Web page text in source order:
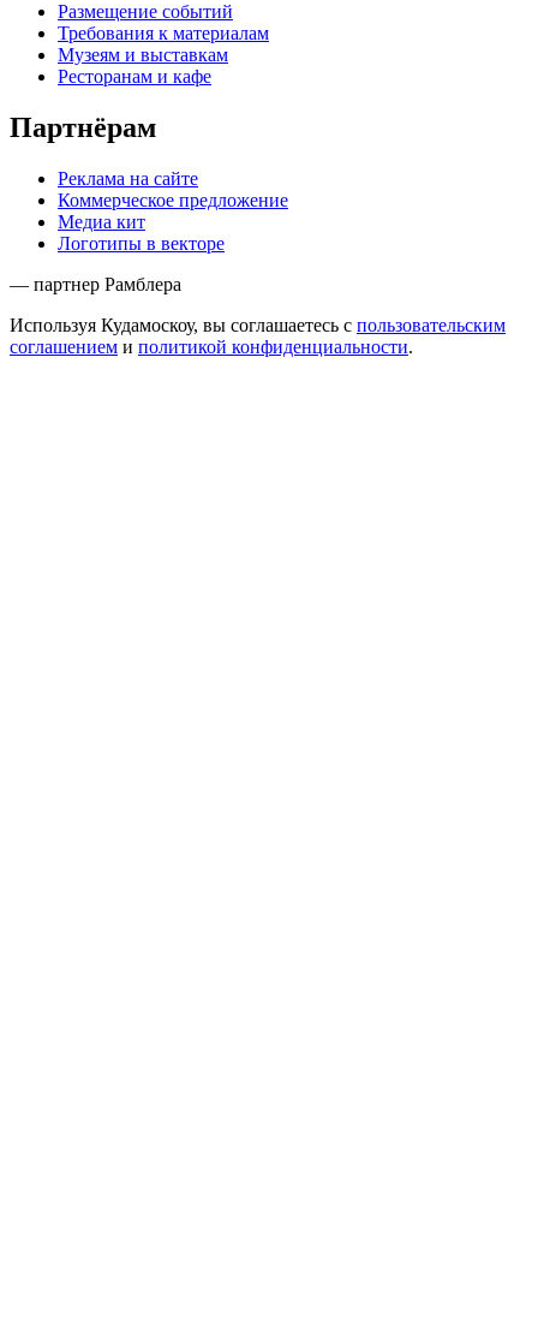
Размещение событий
Требования к материалам
Музеям и выставкам
Ресторанам и кафе
Партнёрам
Реклама на сайте
Коммерческое предложение
Медиа кит
Логотипы в векторе
— партнер Рамблера
Используя Кудамоскоу, вы соглашаетесь с пользовательским
соглашением и политикой конфиденциальности.